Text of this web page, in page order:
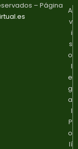
– Página
A
v
i
s
o
l
e
g
a
l
P
o
lí